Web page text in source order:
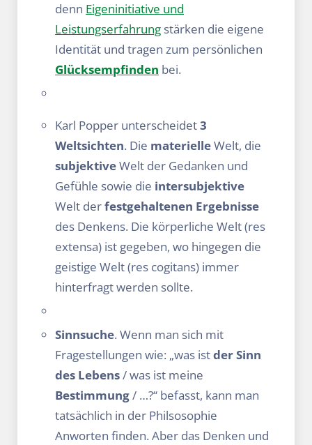
denn Eigeninitiative und
Leistungserfahrung stärken die eigene
Identität und tragen zum persönlichen
Glücksempfinden bei.
Karl Popper unterscheidet3
Weltsichten. Die materielleWelt, die
subjektiveWelt der Gedanken und
Gefühle sowie die intersubjektive
Welt derfestgehaltenen Ergebnisse
des Denkens. Die körperliche Welt (res
extensa) ist gegeben, wo hingegen die
geistige Welt (res cogitans) immer
hinterfragt werden sollte.
Sinnsuche. Wenn man sich mit
Fragestellungen wie: „was istder Sinn
des Lebens/ was ist meine
Bestimmung/ …?“ befasst, kann man
tatsächlich in der Philsosophie
Anworten finden. Aber das Denken und